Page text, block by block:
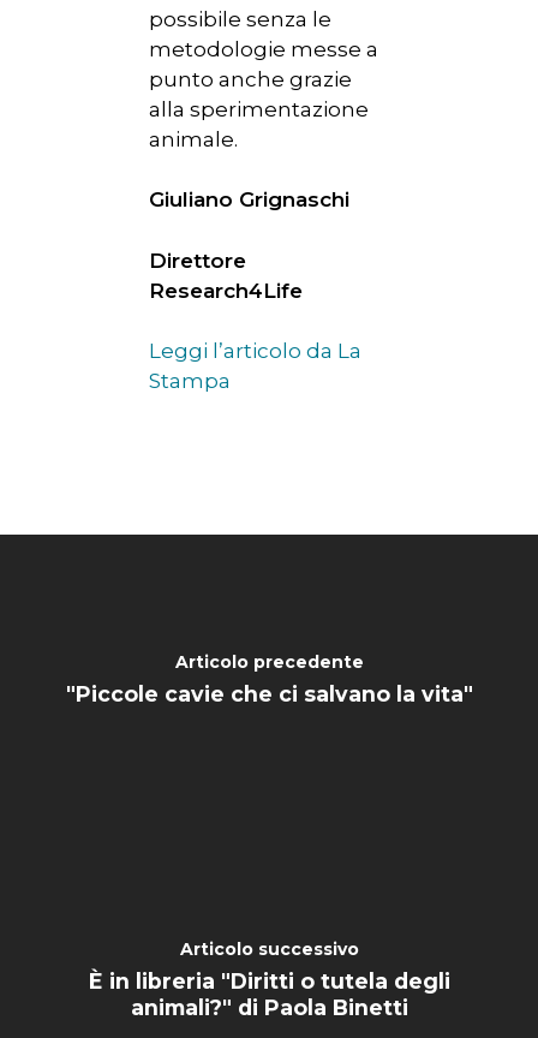
possibile senza le
metodologie messe a
punto anche grazie
alla sperimentazione
animale.
Giuliano Grignaschi
Direttore
Research4Life
Leggi l’articolo da La
Stampa
Articolo precedente
"Piccole cavie che ci salvano la vita"
Articolo successivo
È in libreria "Diritti o tutela degli
animali?" di Paola Binetti